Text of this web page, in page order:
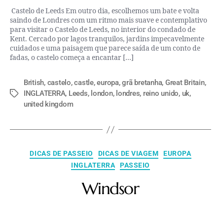
Castelo de Leeds Em outro dia, escolhemos um bate e volta
saindo de Londres com um ritmo mais suave e contemplativo
para visitar o Castelo de Leeds, no interior do condado de
Kent. Cercado por lagos tranquilos, jardins impecavelmente
cuidados e uma paisagem que parece saída de um conto de
fadas, o castelo começa a encantar […]
British, castelo,castle,europa,grã bretanha, Great Britain,
INGLATERRA, Leeds, london, londres, reino unido, uk,
united kingdom
DICAS DE PASSEIO DICAS DE VIAGEM
EUROPA
INGLATERRA
PASSEIO
Windsor